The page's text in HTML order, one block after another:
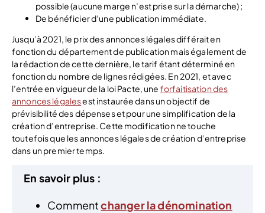
possible (aucune marge n’est prise sur la démarche) ;
De bénéficier d’une publication immédiate.
Jusqu’à 2021, le prix des annonces légales différait en
fonction du département de publication mais également de
la rédaction de cette dernière, le tarif étant déterminé en
fonction du nombre de lignes rédigées. En 2021, et avec
l’entrée en vigueur de la loi Pacte, une forfaitisation des
annonces légalesest instaurée dans un objectif de
prévisibilité des dépenses et pour une simplification de la
création d’entreprise. Cette modification ne touche
toutefois que les annonces légales de création d’entreprise
dans un premier temps.
En savoir plus :
Commentchanger la dénomination